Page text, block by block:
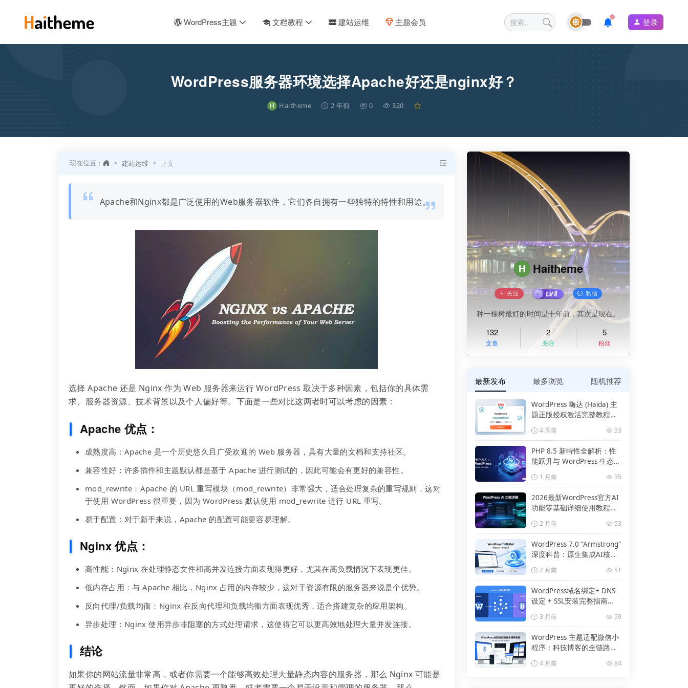
WordPress主题 文档教程 建站运维 主题会员 登录
WordPress服务器环境选择Apache好还是nginx好？
H Haitheme 2 年前 0 320
现在位置： • 建站运维 • 正文
Apache和Nginx都是广泛使用的Web服务器软件，它们各自拥有一些独特的特性和用途。
选择 Apache 还是 Nginx 作为 Web 服务器来运行 WordPress 取决于多种因素，包括你的具体需
求、服务器资源、技术背景以及个人偏好等。下面是一些对比这两者时可以考虑的因素：
Apache 优点：
成熟度高：Apache 是一个历史悠久且广受欢迎的 Web 服务器，具有大量的文档和支持社区。
兼容性好：许多插件和主题默认都是基于 Apache 进行测试的，因此可能会有更好的兼容性。
mod_rewrite：Apache 的 URL 重写模块（mod_rewrite）非常强大，适合处理复杂的重写规则，这对
于使用 WordPress 很重要，因为 WordPress 默认使用 mod_rewrite 进行 URL 重写。
易于配置：对于新手来说，Apache 的配置可能更容易理解。
Nginx 优点：
高性能：Nginx 在处理静态文件和高并发连接方面表现得更好，尤其在高负载情况下表现更佳。
低内存占用：与 Apache 相比，Nginx 占用的内存较少，这对于资源有限的服务器来说是个优势。
反向代理/负载均衡：Nginx 在反向代理和负载均衡方面表现优秀，适合搭建复杂的应用架构。
异步处理：Nginx 使用异步非阻塞的方式处理请求，这使得它可以更高效地处理大量并发连接。
结论
如果你的网站流量非常高，或者你需要一个能够高效处理大量静态内容的服务器，那么 Nginx 可能是
H Haitheme
关注 私信
种一棵树最好的时间是十年前，其次是现在。
132
文章
2
关注
5
粉丝
最新发布 最多浏览 随机推荐
WordPress 嗨达 (Haida) 主
题正版授权激活完整教程
4 周前 33
PHP 8.5 新特性全解析：性
能跃升与 WordPress 生态适
1 月前 35
2026最新WordPress官方AI
功能零基础详细使用教程
2 月前 53
WordPress 7.0 “Armstrong”
深度科普：原生集成AI核心
2 月前 51
WordPress域名绑定+ DNS
设定 + SSL安装完整指南
3 月前 59
WordPress 主题适配微信小
程序：科技博客的全链路落
4 月前 84